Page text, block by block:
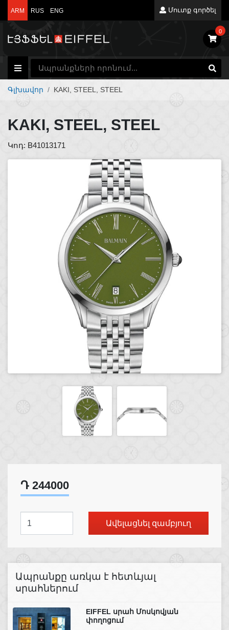
ARM RUS ENG Մուտք գործել
0
Գլխավոր KAKI, STEEL, STEEL
KAKI, STEEL, STEEL
Կոդ: B41013171
Դ 244000
Ավելացնել զամբյուղ
Ապրանքը առկա է հետևյալ
սրահներում
EIFFEL սրահ Մոսկովյան
փողոցում